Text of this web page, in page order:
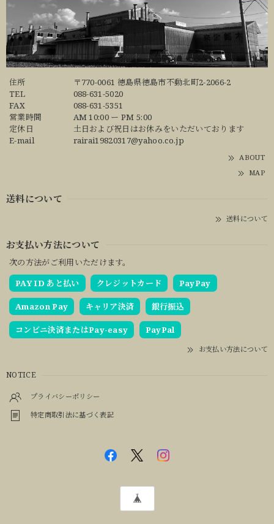
住所
〒770-0061 徳島県徳島市不動北町2-2066-2
TEL
088-631-5020
FAX
088-631-5351
営業時間
AM 10:00 ー PM 5:00
定休日
土日および祝日はお休みをいただいております
E-mail
rairai19820317@yahoo.co.jp
ABOUT
MAP
送料について
送料について
お支払い方法について
次の方法がご利用いただけます。
PAY ID あと払い
クレジットカード PayPay
Amazon Pay キャリア決済 銀行振込
コンビニ決済またはPay-easy PayPal
お支払い方法について
NOTICE
プライバシーポリシー
特定商取引法に基づく表記